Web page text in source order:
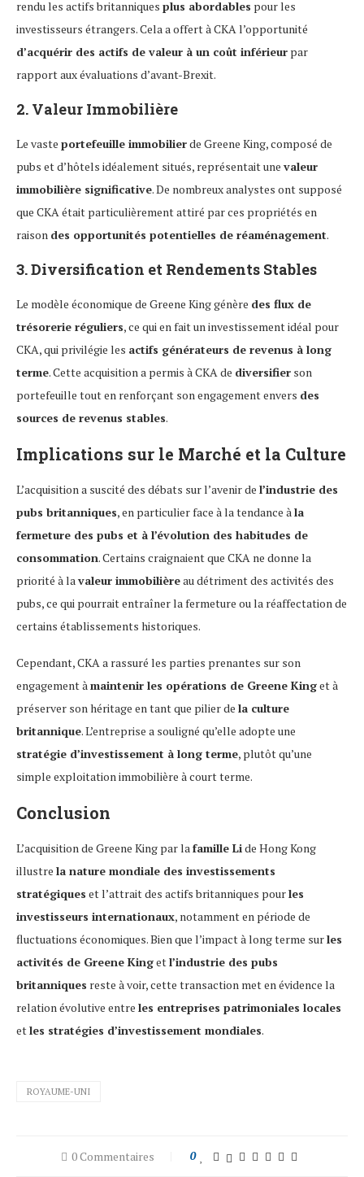
rendu les actifs britanniques plus abordables pour les
investisseurs étrangers. Cela a offert à CKA l’opportunité
d’acquérir des actifs de valeur à un coût inférieur par
rapport aux évaluations d’avant-Brexit.
2. Valeur Immobilière
Le vaste portefeuille immobilierde Greene King, composé de
pubs et d’hôtels idéalement situés, représentait une valeur
immobilière significative. De nombreux analystes ont supposé
que CKA était particulièrement attiré par ces propriétés en
raison des opportunités potentielles de réaménagement.
3. Diversification et Rendements Stables
Le modèle économique de Greene King génère des flux de
trésorerie réguliers, ce qui en fait un investissement idéal pour
CKA, qui privilégie les actifs générateurs de revenus à long
terme. Cette acquisition a permis à CKA de diversifier son
portefeuille tout en renforçant son engagement envers des
sources de revenus stables.
Implications sur le Marché et la Culture
L’acquisition a suscité des débats sur l’avenir de l’industrie des
pubs britanniques, en particulier face à la tendance àla
fermeture des pubs et à l’évolution des habitudes de
consommation. Certains craignaient que CKA ne donne la
priorité à lavaleur immobilièreau détriment des activités des
pubs, ce qui pourrait entraîner la fermeture ou la réaffectation de
certains établissements historiques.
Cependant, CKA a rassuré les parties prenantes sur son
engagement àmaintenir les opérations de Greene Kinget à
préserver son héritage en tant que pilier de la culture
britannique. L’entreprise a souligné qu’elle adopte une
stratégie d’investissement à long terme, plutôt qu’une
simple exploitation immobilière à court terme.
Conclusion
L’acquisition de Greene King par lafamille Lide Hong Kong
illustre la nature mondiale des investissements
stratégiques et l’attrait des actifs britanniques pourles
investisseurs internationaux, notamment en période de
fluctuations économiques. Bien que l’impact à long terme surles
activités de Greene Kingetl’industrie des pubs
britanniques reste à voir, cette transaction met en évidence la
relation évolutive entre les entreprises patrimoniales locales
etles stratégies d’investissement mondiales.
ROYAUME-UNI
0 Commentaires 0